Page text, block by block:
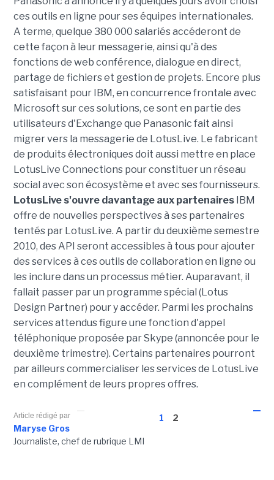
ces outils en ligne pour ses équipes internationales.
A terme, quelque 380 000 salariés accéderont de
cette façon à leur messagerie, ainsi qu'à des
fonctions de web conférence, dialogue en direct,
partage de fichiers et gestion de projets. Encore plus
satisfaisant pour IBM, en concurrence frontale avec
Microsoft sur ces solutions, ce sont en partie des
utilisateurs d'Exchange que Panasonic fait ainsi
migrer vers la messagerie de LotusLive. Le fabricant
de produits électroniques doit aussi mettre en place
LotusLive Connections pour constituer un réseau
social avec son écosystème et avec ses fournisseurs.
LotusLive s'ouvre davantage aux partenairesIBM
offre de nouvelles perspectives à ses partenaires
tentés par LotusLive. A partir du deuxième semestre
2010, des API seront accessibles à tous pour ajouter
des services à ces outils de collaboration en ligne ou
les inclure dans un processus métier. Auparavant, il
fallait passer par un programme spécial (Lotus
Design Partner) pour y accéder. Parmi les prochains
services attendus figure une fonction d'appel
téléphonique proposée par Skype (annoncée pour le
deuxième trimestre). Certains partenaires pourront
par ailleurs commercialiser les services de LotusLive
en complément de leurs propres offres.
1 2
Article rédigé par
Maryse Gros
Journaliste, chef de rubrique LMI